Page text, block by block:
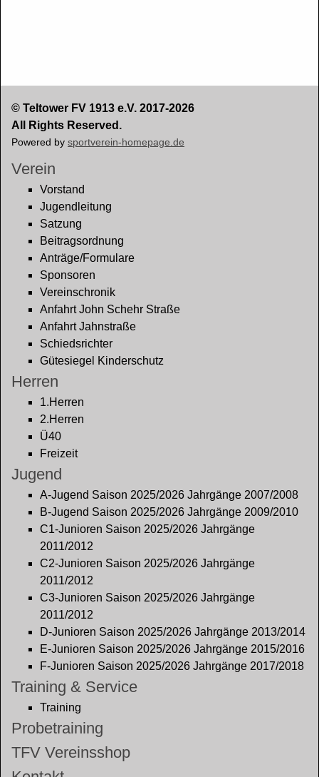
© Teltower FV 1913 e.V. 2017-2026
All Rights Reserved.
Powered by sportverein-homepage.de
Verein
Vorstand
Jugendleitung
Satzung
Beitragsordnung
Anträge/Formulare
Sponsoren
Vereinschronik
Anfahrt John Schehr Straße
Anfahrt Jahnstraße
Schiedsrichter
Gütesiegel Kinderschutz
Herren
1.Herren
2.Herren
Ü40
Freizeit
Jugend
A-Jugend Saison 2025/2026 Jahrgänge 2007/2008
B-Jugend Saison 2025/2026 Jahrgänge 2009/2010
C1-Junioren Saison 2025/2026 Jahrgänge
2011/2012
C2-Junioren Saison 2025/2026 Jahrgänge
2011/2012
C3-Junioren Saison 2025/2026 Jahrgänge
2011/2012
D-Junioren Saison 2025/2026 Jahrgänge 2013/2014
E-Junioren Saison 2025/2026 Jahrgänge 2015/2016
F-Junioren Saison 2025/2026 Jahrgänge 2017/2018
Training & Service
Training
Probetraining
TFV Vereinsshop